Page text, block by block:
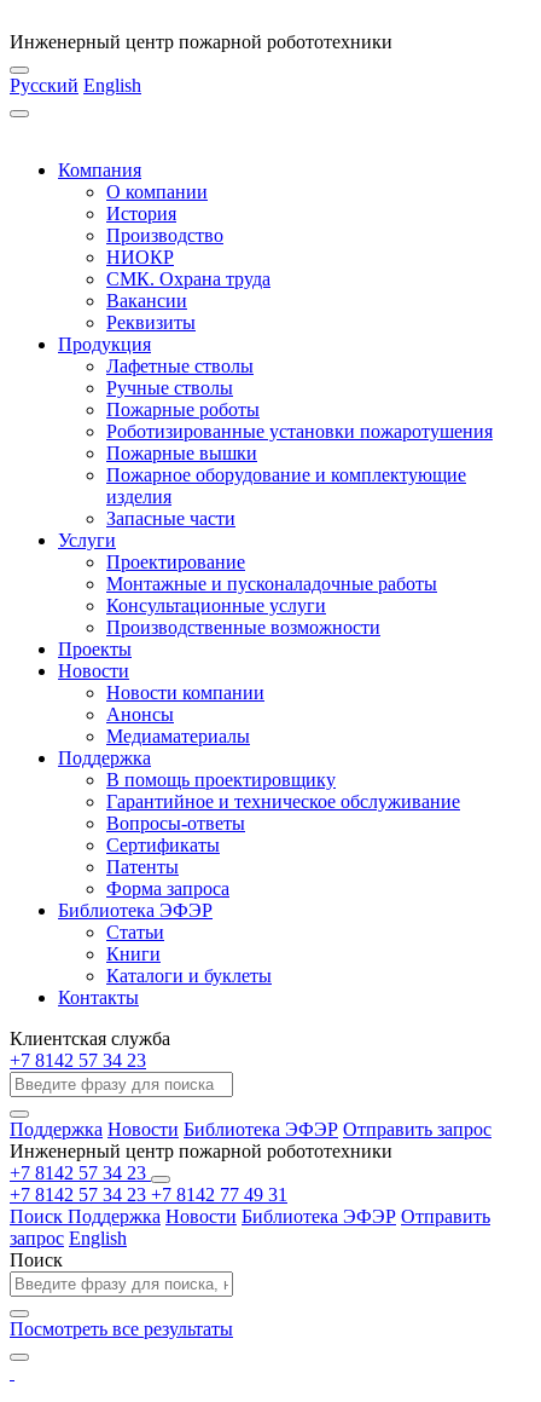
Инженерный центр пожарной робототехники
Русский English
Компания
О компании
История
Производство
НИОКР
СМК. Охрана труда
Вакансии
Реквизиты
Продукция
Лафетные стволы
Ручные стволы
Пожарные роботы
Роботизированные установки пожаротушения
Пожарные вышки
Пожарное оборудование и комплектующие
изделия
Запасные части
Услуги
Проектирование
Монтажные и пусконаладочные работы
Консультационные услуги
Производственные возможности
Проекты
Новости
Новости компании
Анонсы
Медиаматериалы
Поддержка
В помощь проектировщику
Гарантийное и техническое обслуживание
Вопросы-ответы
Сертификаты
Патенты
Форма запроса
Библиотека ЭФЭР
Статьи
Книги
Каталоги и буклеты
Контакты
Клиентская служба
+7 8142 57 34 23
Поддержка Новости Библиотека ЭФЭР Отправить запрос
Инженерный центр пожарной робототехники
+7 8142 57 34 23
+7 8142 57 34 23 +7 8142 77 49 31
Поиск Поддержка Новости Библиотека ЭФЭР Отправить
запрос English
Поиск
Посмотреть все результаты